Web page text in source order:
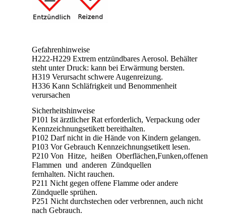
Gefahrenhinweise
H222-H229 Extrem entzündbares Aerosol. Behälter
steht unter Druck: kann bei Erwärmung bersten.
H319 Verursacht schwere Augenreizung.
H336 Kann Schläfrigkeit und Benommenheit
verursachen
Sicherheitshinweise
P101 Ist ärztlicher Rat erforderlich, Verpackung oder
Kennzeichnungsetikett bereithalten.
P102 Darf nicht in die Hände von Kindern gelangen.
P103 Vor Gebrauch Kennzeichnungsetikett lesen.
P210 Von Hitze, heißen Oberflächen,Funken,offenen
Flammen und anderen Zündquellen
fernhalten. Nicht rauchen.
P211 Nicht gegen offene Flamme oder andere
Zündquelle sprühen.
P251 Nicht durchstechen oder verbrennen, auch nicht
nach Gebrauch.